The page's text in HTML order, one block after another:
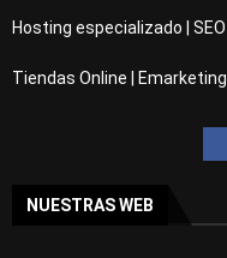
Hosting especializado | SEO
Tiendas Online | Emarketing
NUESTRAS WEB